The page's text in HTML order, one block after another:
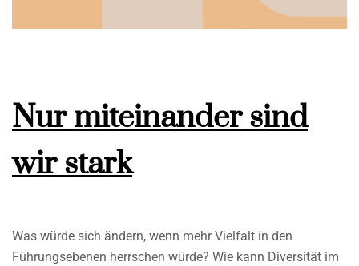
Nur miteinander sind
wir stark
Was würde sich ändern, wenn mehr Vielfalt in den
Führungsebenen herrschen würde? Wie kann Diversität im